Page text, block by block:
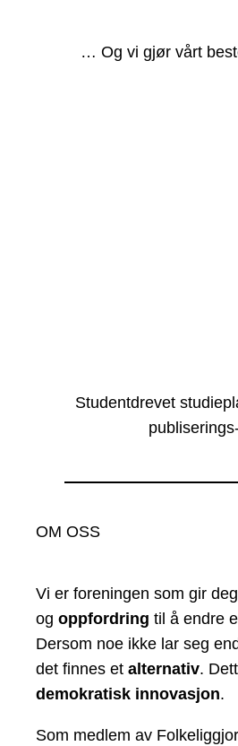
… Og vi gjør vårt
Studentdrevet
OM OSS
Vi er foreningen som gir deg
og oppfordring til å endre
Dersom noe ikke lar seg
det finnes et alternativ.
demokratisk innovasjon.
Som medlem av